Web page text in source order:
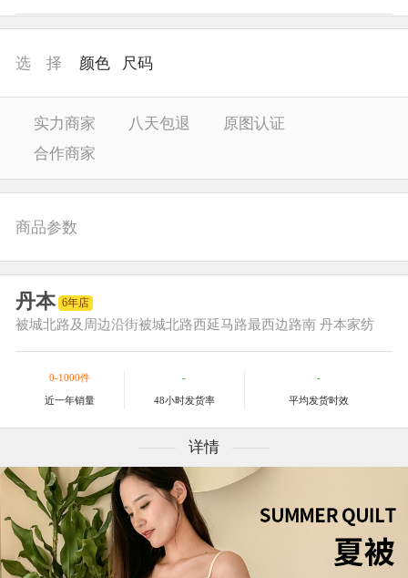
选 择 颜色 尺码
实力商家 八天包退
原图认证
合作商家
商品参数
丹本 6年店
被城北路及周边沿街被城北路西延马路最西边路南 丹本家纺
0-1000件
近一年销量
-
48小时发货率
-
平均发货时效
详情